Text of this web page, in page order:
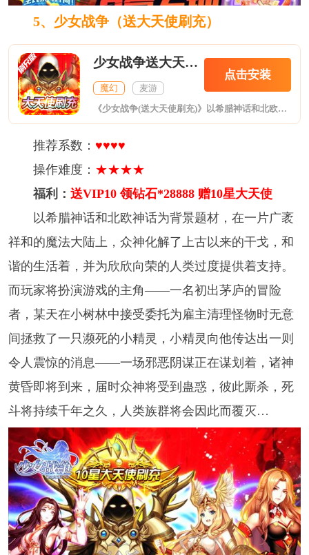
5、 少女战争（送大天使刷充）
少女战争送大天使刷充
魔幻 麦游
点击安装
《少女战争(送大天使刷充)》以希腊神话和北欧神话为背景题材，在一片广袤祥和的魔法大陆上，众神化解了上古以来的干戈，和谐的生活着，并为欣欣向荣的人类过度提供着支持。刚开始接受了任务的主角信心满满、斗志昂扬，可随后就有些泄气了，如此广袤的大陆，那名勇者现在在哪里呢?主角能否扛起重担，与勇者一起消灭恶势力呢?亦或是，主角能够不受预言的影响，用自己的行为改变这必然发生的结果呢?
推荐系数： ♥♥♥♥
操作难度： ★★★★
福利： 送VIP10 领钻石*28888 赠10星大天使
以希腊神话和北欧神话为背景题材，在一片广袤
祥和的魔法大陆上，众神化解了上古以来的干戈，和
谐的生活着，并为欣欣向荣的人类过度提供着支持。
而玩家将扮演游戏的主角——一名初出茅庐的冒险
者，某天在小树林中接受委托为雇主清理怪物时无意
间拯救了一只濒死的小精灵，小精灵向他传达出一则
令人震惊的消息——一场邪恶阴谋正在谋划着，诸神
黄昏即将到来，届时众神将受到蛊惑，彼此厮杀，死
斗将持续千年之久，人类族群将会因此而覆灭…